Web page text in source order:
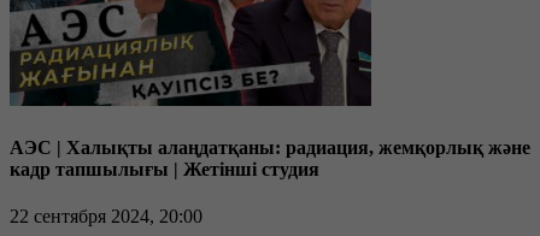
АЭС | Халықты алаңдатқаны: радиация, жемқорлық және
кадр тапшылығы | Жетінші студия
22 сентября 2024, 20:00